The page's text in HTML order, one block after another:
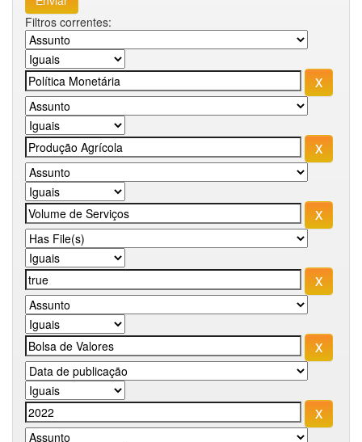
Filtros correntes: